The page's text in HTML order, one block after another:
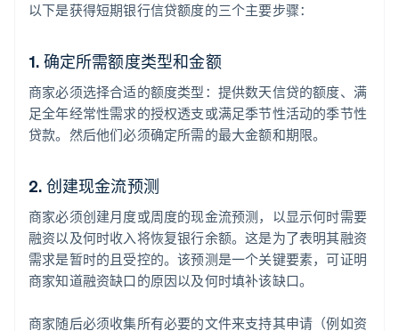
以下是获得短期银行信贷额度的三个主要步骤：
1. 确定所需额度类型和金额
商家必须选择合适的额度类型：提供数天信贷的额度、满
足全年经常性需求的授权透支或满足季节性活动的季节性
贷款。然后他们必须确定所需的最大金额和期限。
2. 创建现金流预测
商家必须创建月度或周度的现金流预测，以显示何时需要
融资以及何时收入将恢复银行余额。这是为了表明其融资
需求是暂时的且受控的。该预测是一个关键要素，可证明
商家知道融资缺口的原因以及何时填补该缺口。
商家随后必须收集所有必要的文件来支持其申请（例如资